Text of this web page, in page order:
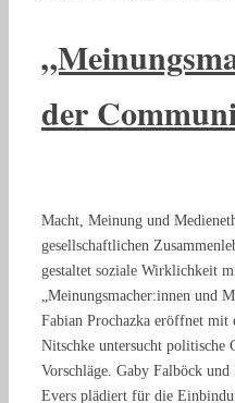
der
Macht, Meinung und
gesellschaftlichen
gestaltet soziale Wirklichkeit
„Meinungsmacher:innen und
Fabian Prochazka eröffnet mit
Nitschke untersucht politische
Vorschläge. Gaby Falböck
Evers plädiert für die